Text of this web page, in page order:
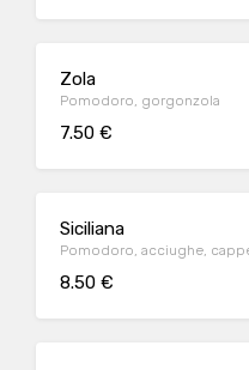
Zola
Pomodoro, gorgonzola
7.50 €
Siciliana
Pomodoro, acciughe,
8.50 €